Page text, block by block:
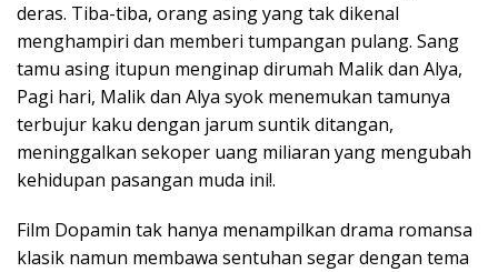
deras. Tiba-tiba, orang asing yang tak dikenal
menghampiri dan memberi tumpangan pulang. Sang
tamu asing itupun menginap dirumah Malik dan Alya,
Pagi hari, Malik dan Alya syok menemukan tamunya
terbujur kaku dengan jarum suntik ditangan,
meninggalkan sekoper uang miliaran yang mengubah
kehidupan pasangan muda ini!.
Film Dopamin tak hanya menampilkan drama romansa
klasik namun membawa sentuhan segar dengan tema